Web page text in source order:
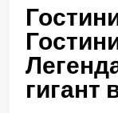
гигант